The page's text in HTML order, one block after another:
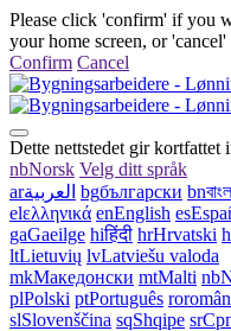
Please click 'confirm' if you
your home screen, or
Confirm Cancel
Dette nettstedet gir kortfattet
nbNorsk Velg ditt språk
arالعربية bgбългарски bn
elελληνικά enEnglish es
gaGaeilge hiहिंदी hrHrvatski
ltLietuvių lvLatviešu valoda
mkМакедонски mtMalti nb
plPolski ptPortuguês ro
slSlovenščina sqShqipe sr